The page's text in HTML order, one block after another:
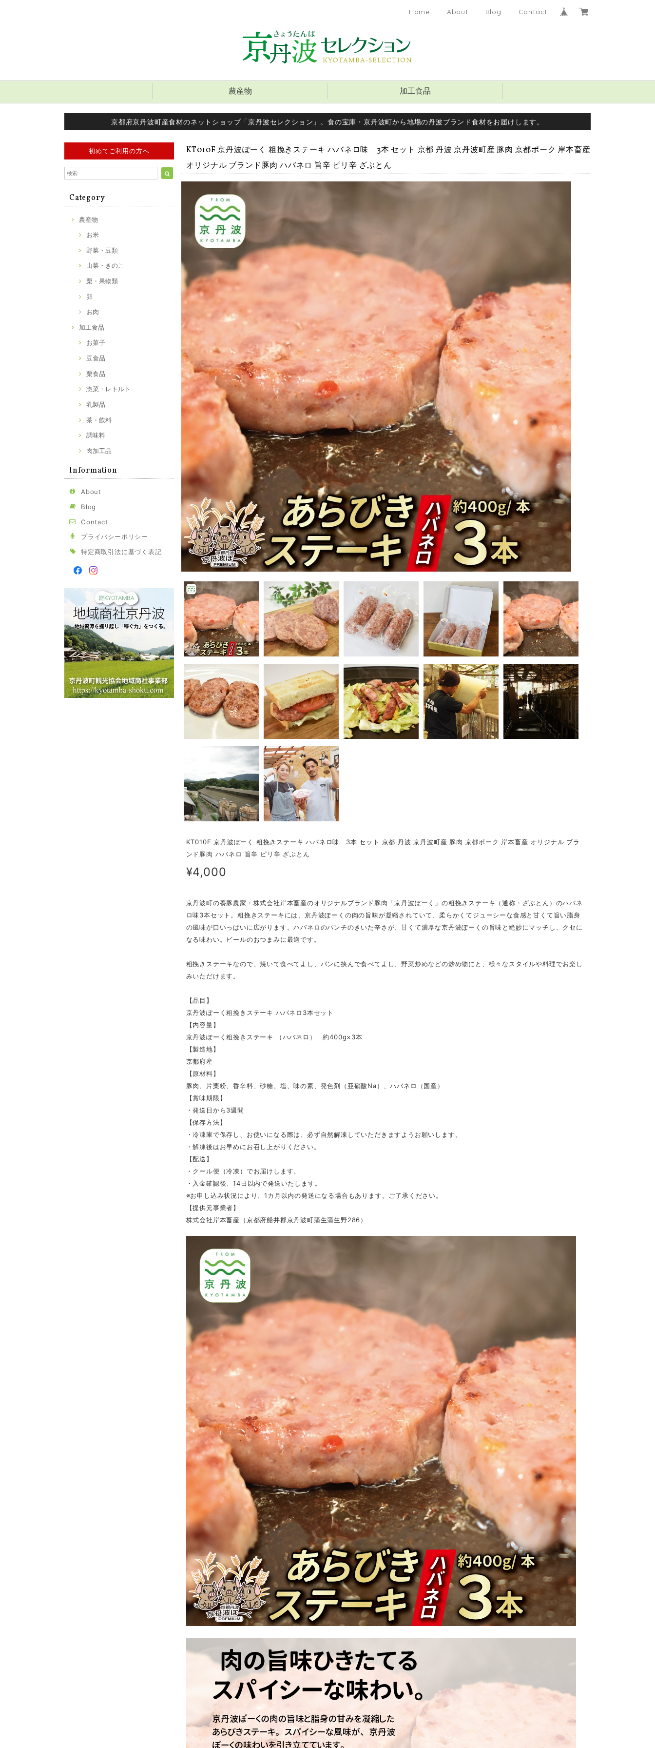
Home About Blog Contact
農産物 加工食品
京都府京丹波町産食材のネットショップ「京丹波セレクション」。食の宝庫・京丹波町から地場の丹波ブランド食材をお届けします。
初めてご利用の方へ
Category
農産物
お米
野菜・豆類
山菜・きのこ
栗・果物類
卵
お肉
加工食品
お菓子
豆食品
栗食品
惣菜・レトルト
乳製品
茶・飲料
調味料
肉加工品
Information
About
Blog
Contact
プライバシーポリシー
特定商取引法に基づく表記
KT010F 京丹波ぽーく 粗挽きステーキ ハバネロ味 3本 セット 京都 丹波 京丹波町産 豚肉 京都ポーク 岸本畜産
オリジナル ブランド豚肉 ハバネロ 旨辛 ピリ辛 ざぶとん
KT010F 京丹波ぽーく 粗挽きステーキ ハバネロ味 3本 セット 京都 丹波 京丹波町産 豚肉 京都ポーク 岸本畜産 オリジナル ブラ
ンド豚肉 ハバネロ 旨辛 ピリ辛 ざぶとん
¥4,000
京丹波町の養豚農家・株式会社岸本畜産のオリジナルブランド豚肉「京丹波ぽーく」の粗挽きステーキ（通称・ざぶとん）のハバネ
ロ味3本セット。粗挽きステーキには、京丹波ぽーくの肉の旨味が凝縮されていて、柔らかくてジューシーな食感と甘くて旨い脂身
の風味が口いっぱいに広がります。ハバネロのパンチのきいた辛さが、甘くて濃厚な京丹波ぽーくの旨味と絶妙にマッチし、クセに
なる味わい。ビールのおつまみに最適です。
粗挽きステーキなので、焼いて食べてよし、パンに挟んで食べてよし、野菜炒めなどの炒め物にと、様々なスタイルや料理でお楽し
みいただけます。
【品目】
京丹波ぽーく粗挽きステーキ ハバネロ3本セット
【内容量】
京丹波ぽーく粗挽きステーキ （ハバネロ） 約400g×3本
【製造地】
京都府産
【原材料】
豚肉、片栗粉、香辛料、砂糖、塩、味の素、発色剤（亜硝酸Na）、ハバネロ（国産）
【賞味期限】
・発送日から3週間
【保存方法】
・冷凍庫で保存し、お使いになる際は、必ず自然解凍していただきますようお願いします。
・解凍後はお早めにお召し上がりください。
【配送】
・クール便（冷凍）でお届けします。
・入金確認後、14日以内で発送いたします。
※お申し込み状況により、1カ月以内の発送になる場合もあります。ご了承ください。
【提供元事業者】
株式会社岸本畜産（京都府船井郡京丹波町蒲生蒲生野286）